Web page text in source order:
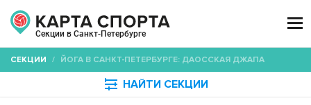
Секции в Санкт-Петербурге

СЕКЦИИ / ЙОГА В САНКТ-ПЕТЕРБУРГЕ: ДАОССКАЯ ДЖАПА
 НАЙТИ СЕКЦИИ